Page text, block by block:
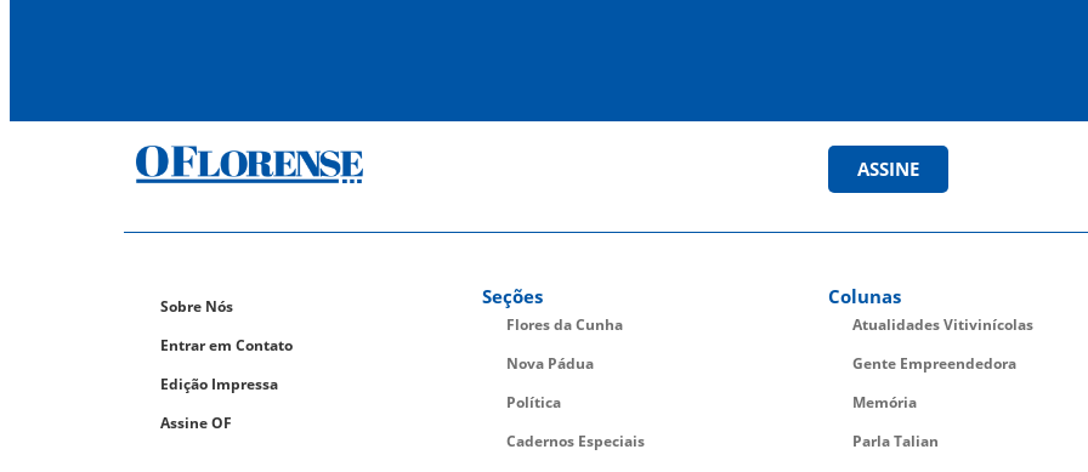
ASSINE
Sobre Nós
Entrar em Contato
Edição Impressa
Assine OF
Seções
Flores da Cunha
Nova Pádua
Política
Cadernos Especiais
Colunas
Atualidades Vitivinícolas
Gente Empreendedora
Memória
Parla Talian